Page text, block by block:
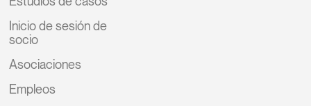
Inicio de sesión de
socio
Asociaciones
Empleos